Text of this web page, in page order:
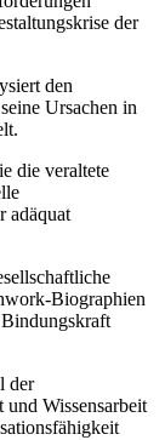
der
den
Ursachen in
die veraltete
adäquat
Biographien
der
Wissensarbeit